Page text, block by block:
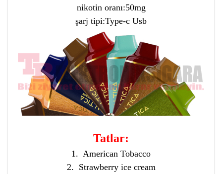
nikotin oranı:50mg
şarj tipi:Type-c Usb
Tatlar:
1. American Tobacco
2. Strawberry ice cream